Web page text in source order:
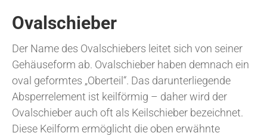
Ovalschieber
Der Name des Ovalschiebers leitet sich von seiner
Gehäuseform ab. Ovalschieber haben demnach ein
oval geformtes „Oberteil“. Das darunterliegende
Absperrelement ist keilförmig – daher wird der
Ovalschieber auch oft als Keilschieber bezeichnet.
Diese Keilform ermöglicht die oben erwähnte